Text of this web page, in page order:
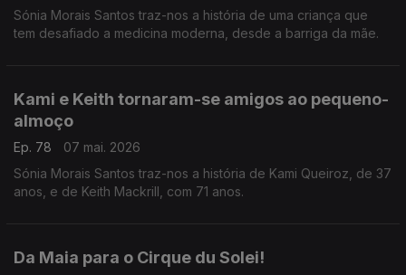
Sónia Morais Santos traz-nos a história de uma criança que
tem desafiado a medicina moderna, desde a barriga da mãe.
Kami e Keith tornaram-se amigos ao pequeno-
almoço
Ep. 78
07 mai. 2026
Sónia Morais Santos traz-nos a história de Kami Queiroz, de 37
anos, e de Keith Mackrill, com 71 anos.
Da Maia para o Cirque du Solei!